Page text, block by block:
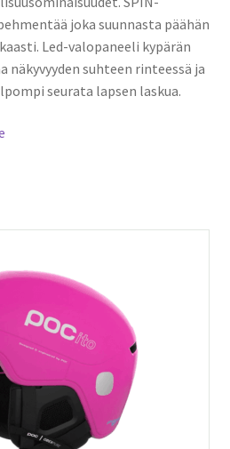
joka suunnasta päähän
Led-valopaneeli kypärän
näkyvyyden suhteen rinteessä ja
seurata lapsen laskua.